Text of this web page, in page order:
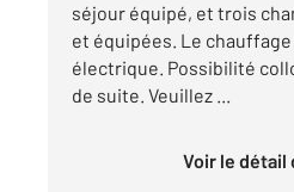
séjour équipé, et trois
et équipées. Le
électrique. Possibilité
de suite. Veuillez ...
Voir le